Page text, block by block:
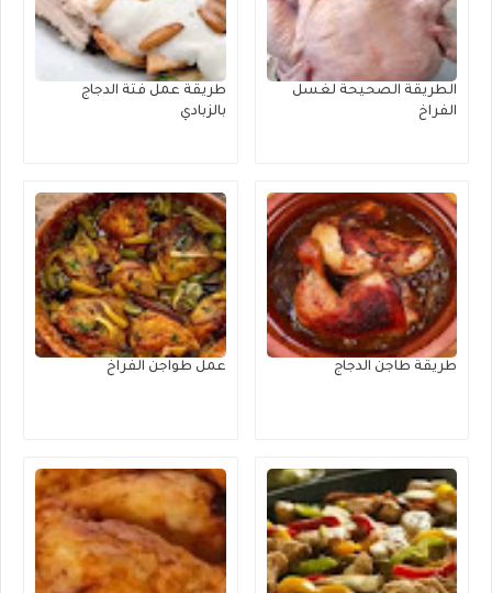
الطريقة الصحيحة لغسل
الفراخ
طريقة عمل فتة الدجاج
بالزبادي
طريقة طاجن الدجاج عمل طواجن الفراخ